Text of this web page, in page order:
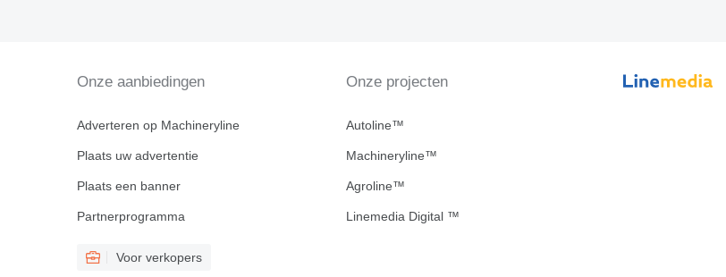
Onze aanbiedingen
Adverteren op Machineryline
Plaats uw advertentie
Plaats een banner
Partnerprogramma
Voor verkopers
Onze projecten
Autoline™
Machineryline™
Agroline™
Linemedia Digital ™